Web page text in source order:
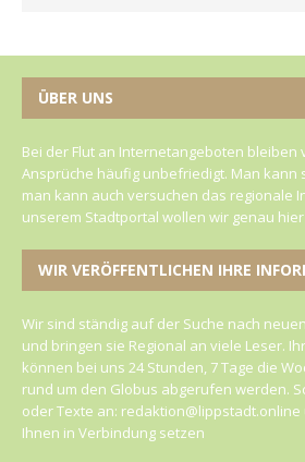
ÜBER UNS
Bei der Flut an Internetangeboten bleiben
Ansprüche häufig unbefriedigt. Man kann
man kann auch versuchen das regionale
unserem Stadtportal wollen wir genau
WIR VERÖFFENTLICHEN IHRE
Wir sind ständig auf der Suche nach
und bringen sie Regional an viele Leser.
können bei uns 24 Stunden, 7 Tage die
rund um den Globus abgerufen werden.
oder Texte an:
Ihnen in Verbindung setzen